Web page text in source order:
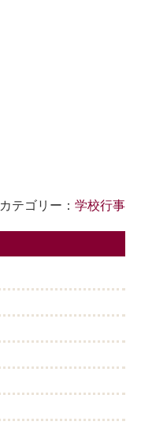
カテゴリー： 学校行事